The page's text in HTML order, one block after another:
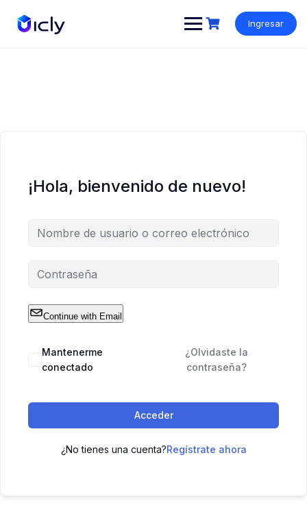
Ingresar
¡Hola, bienvenido de nuevo!
Continue with Email
Mantenerme
conectado
¿Olvidaste la
contraseña?
Acceder
¿No tienes una cuenta?Regístrate ahora